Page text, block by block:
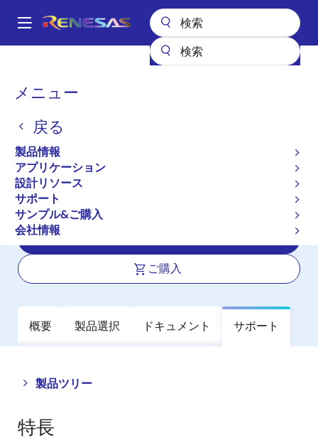
ン
Main
メニュー
戻る
製品情報
アプリケーション
設計リソース
サポート
サンプル&ご購入
会社情報
パ
く
ず
フォトカプラ（オプトカプラ）
PS2565L2-1
アクティブ
高絶縁耐圧，AC 入力対応，シングルト
ランジスタ出力 マルチフォトカプラ・
シリーズ
ご購入
概要 製品選択 ドキュメント サポート
製品ツリー
Close
tree
menu
Open
tree
menu
特長